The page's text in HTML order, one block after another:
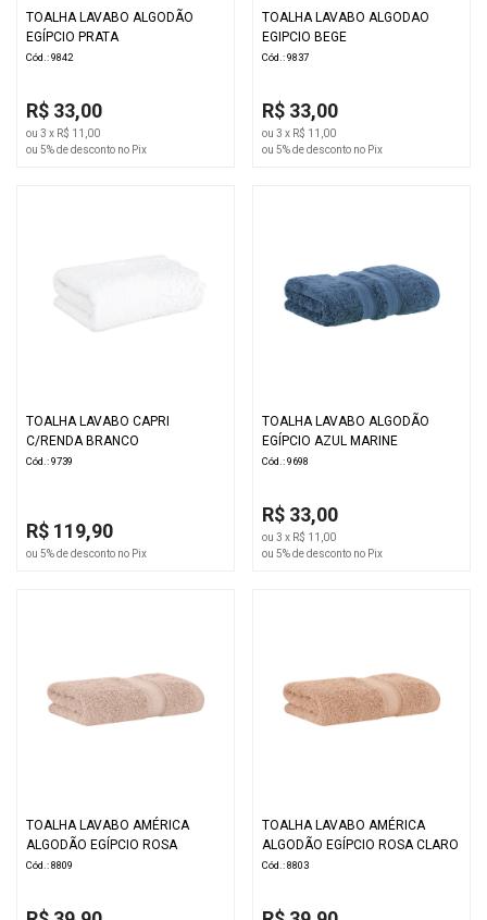
TOALHA LAVABO ALGODÃO
EGÍPCIO PRATA
Cód.: 9842
R$ 33,00
ou 3 x R$ 11,00
ou 5% de desconto no Pix
TOALHA LAVABO ALGODAO
EGIPCIO BEGE
Cód.: 9837
R$ 33,00
ou 3 x R$ 11,00
ou 5% de desconto no Pix
TOALHA LAVABO CAPRI
C/RENDA BRANCO
Cód.: 9739
R$ 119,90
ou 5% de desconto no Pix
TOALHA LAVABO ALGODÃO
EGÍPCIO AZUL MARINE
Cód.: 9698
R$ 33,00
ou 3 x R$ 11,00
ou 5% de desconto no Pix
TOALHA LAVABO AMÉRICA
ALGODÃO EGÍPCIO ROSA
Cód.: 8809
TOALHA LAVABO AMÉRICA
ALGODÃO EGÍPCIO ROSA CLARO
Cód.: 8803